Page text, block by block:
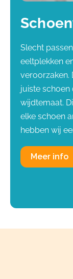
Slecht
eeltplekken
veroorzaken.
juiste
wijdtemaat.
elke schoen
hebben wij
Meer info